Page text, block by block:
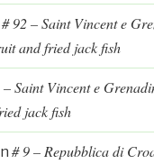
# 92 – Saint Vincent e
and fried jack fish
Saint Vincent e
jack fish
# 9 – Repubblica di